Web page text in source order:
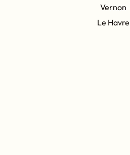
Vernon
Le Havre